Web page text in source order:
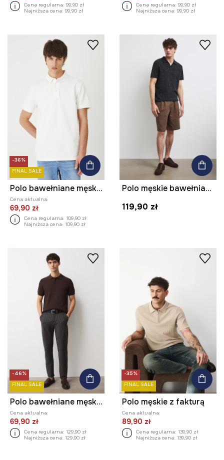
Cena regularna: 99,90 zł
Najniższa cena: 99,90 zł
Cena regularna: 99,90 zł
Najniższa cena: 99,90 zł
-36%
FINAL SALE
Polo bawełniane męskie z dzianiny strukturalnej z elastanem
Cena aktualna:
69,90 zł
Cena regularna: 109,90 zł
Najniższa cena: 109,90 zł
Polo męskie bawełniane z elastanem
119,90 zł
-46%
FINAL SALE
Polo bawełniane męskie z fakturą
Cena aktualna:
69,90 zł
Cena regularna: 129,90 zł
Najniższa cena: 129,90 zł
-35%
FINAL SALE
Polo męskie z fakturą
Cena aktualna:
89,90 zł
Cena regularna: 139,90 zł
Najniższa cena: 139,90 zł